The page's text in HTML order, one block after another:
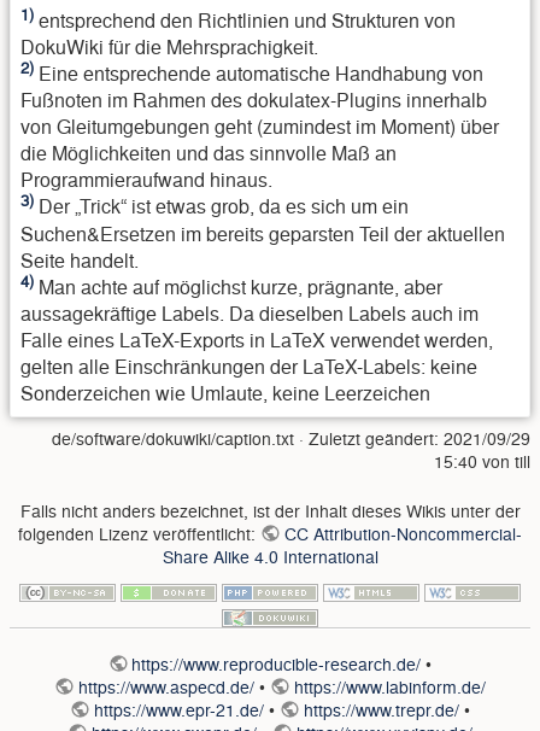
1) entsprechend den Richtlinien und Strukturen von
DokuWiki für die Mehrsprachigkeit.
2) Eine entsprechende automatische Handhabung von
Fußnoten im Rahmen des dokulatex-Plugins innerhalb
von Gleitumgebungen geht (zumindest im Moment) über
die Möglichkeiten und das sinnvolle Maß an
Programmieraufwand hinaus.
3) Der „Trick“ ist etwas grob, da es sich um ein
Suchen&Ersetzen im bereits geparsten Teil der aktuellen
Seite handelt.
4) Man achte auf möglichst kurze, prägnante, aber
aussagekräftige Labels. Da dieselben Labels auch im
Falle eines LaTeX-Exports in LaTeX verwendet werden,
gelten alle Einschränkungen der LaTeX-Labels: keine
Sonderzeichen wie Umlaute, keine Leerzeichen
de/software/dokuwiki/caption.txt · Zuletzt geändert: 2021/09/29
15:40 von till
Falls nicht anders bezeichnet, ist der Inhalt dieses Wikis unter der
folgenden Lizenz veröffentlicht:
CC Attribution-Noncommercial-
Share Alike 4.0 International
https://www.reproducible-research.de/ •
https://www.aspecd.de/ •
https://www.labinform.de/
https://www.epr-21.de/ • https://www.trepr.de/•